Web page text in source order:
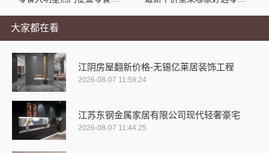
大家都在看
江阴房屋翻新价格-无锡亿莱居装饰工程
2026-08-07 11:59:24
江苏东钢金属家居有限公司现代轻奢豪宅
2026-08-07 11:44:25